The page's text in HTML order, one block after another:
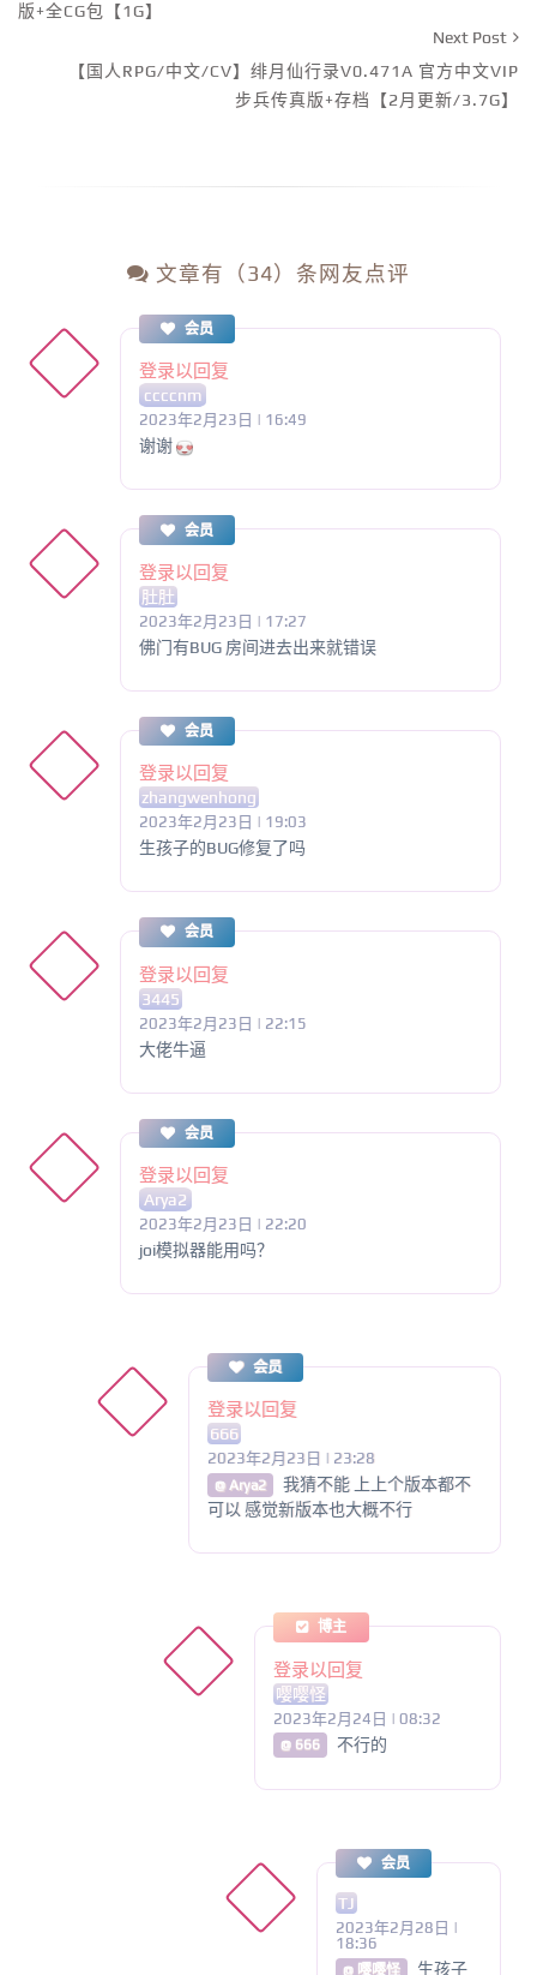
版+全CG包【1G】
Next Post
【国人RPG/中文/CV】绯月仙行录V0.471A 官方中文VIP
步兵传真版+存档【2月更新/3.7G】
文章有（34）条网友点评
会员
登录以回复
ccccnm
2023年2月23日 | 16:49
谢谢
会员
登录以回复
肚肚
2023年2月23日 | 17:27
佛门有BUG 房间进去出来就错误
会员
登录以回复
zhangwenhong
2023年2月23日 | 19:03
生孩子的BUG修复了吗
会员
登录以回复
3445
2023年2月23日 | 22:15
大佬牛逼
会员
登录以回复
Arya2
2023年2月23日 | 22:20
joi模拟器能用吗？
会员
登录以回复
666
2023年2月23日 | 23:28
@ Arya2
我猜不能 上上个版本都不
可以 感觉新版本也大概不行
博主
登录以回复
嘤嘤怪
2023年2月24日 | 08:32
@ 666 不行的
会员
TJ
2023年2月28日 |
18:36
@ 嘤嘤怪 生孩子